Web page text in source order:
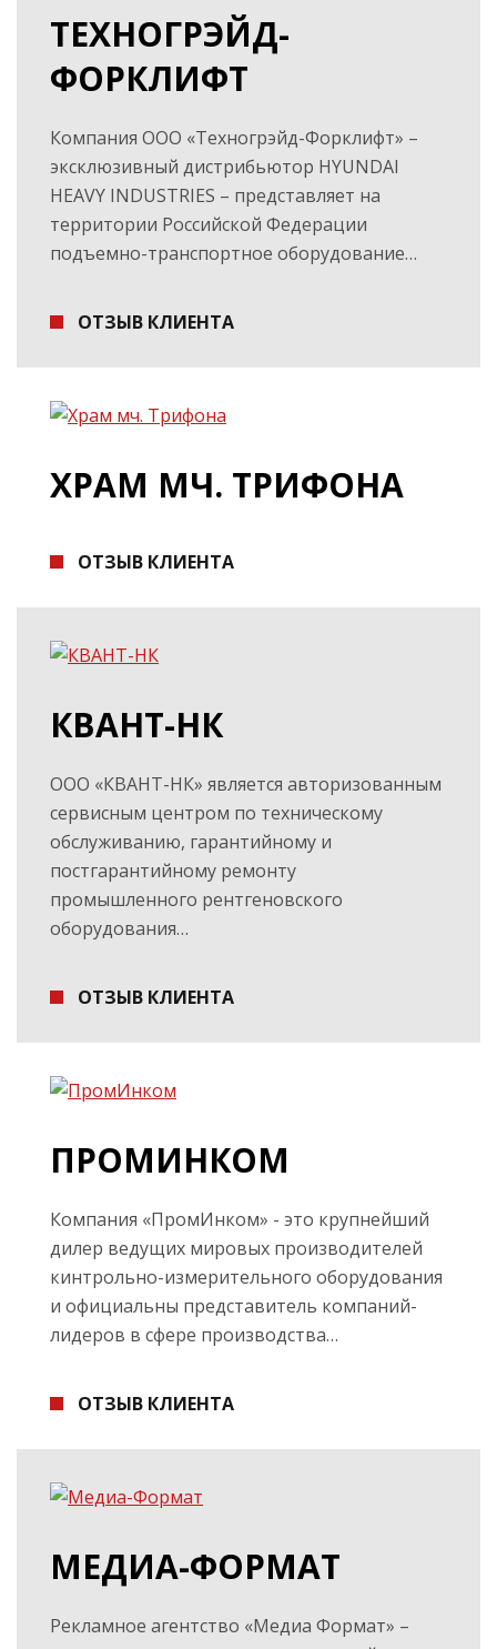
ТЕХНОГРЭЙД-
ФОРКЛИФТ
Компания ООО «Техногрэйд-Форклифт» –
эксклюзивный дистрибьютор HYUNDAI
HEAVY INDUSTRIES – представляет на
территории Российской Федерации
подъемно-транспортное оборудование…
ОТЗЫВ КЛИЕНТА
ХРАМ МЧ. ТРИФОНА
ОТЗЫВ КЛИЕНТА
КВАНТ-НК
ООО «КВАНТ-НК» является авторизованным
сервисным центром по техническому
обслуживанию, гарантийному и
постгарантийному ремонту
промышленного рентгеновского
оборудования…
ОТЗЫВ КЛИЕНТА
ПРОМИНКОМ
Компания «ПромИнком» - это крупнейший
дилер ведущих мировых производителей
кинтрольно-измерительного оборудования
и официальны представитель компаний-
лидеров в сфере производства…
ОТЗЫВ КЛИЕНТА
МЕДИА-ФОРМАТ
Рекламное агентство «Медиа Формат» –